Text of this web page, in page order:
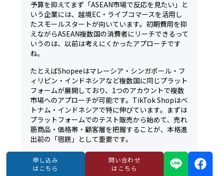
申し込み
はこちら
問い合わせ
はこちら
予算を抑えてまず「ASEAN市場で反応を見たい」と
いう企業には、越境EC・ライブコマースを活用し
たスモールスタートが向いています。初期費用を抑
えながらASEAN複数国の消費者にリーチできるって
いうのは、以前は考えにくかったアプローチです
ね。
たとえばShopeeはマレーシア・シンガポール・フ
ィリピン・インドネシアなど複数国に同じプラット
フォームが展開しており、1つのアカウントで複数
市場へのアプローチが可能です。TikTok Shopはベ
トナム・インドネシアで特に伸びています。まずは
プラットフォームでのテスト販売から始めて、売れ
筋商品・価格帯・顧客層を把握することが、本格進
出前の「宿題」として重要です。
国際ビジネス連結機構のASEAN進出支援